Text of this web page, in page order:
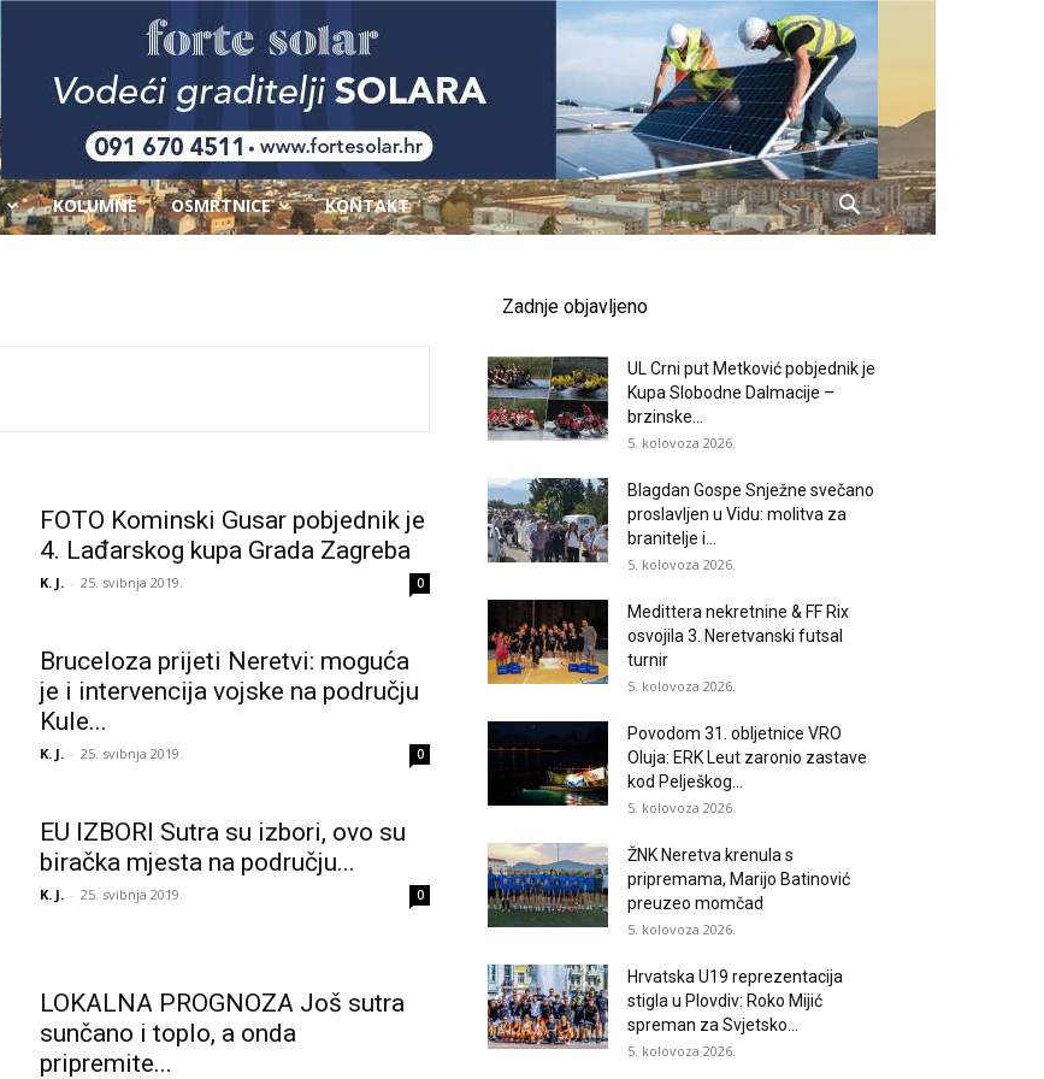
KOLUMNE OSMRTNICE KONTAKT
FOTO Kominski Gusar pobjednik je
4. Lađarskog kupa Grada Zagreba
K. J. - 25. svibnja 2019. 0
Bruceloza prijeti Neretvi: moguća
je i intervencija vojske na području
Kule...
K. J. - 25. svibnja 2019. 0
EU IZBORI Sutra su izbori, ovo su
biračka mjesta na području...
K. J. - 25. svibnja 2019. 0
LOKALNA PROGNOZA Još sutra
sunčano i toplo, a onda
pripremite...
Zadnje objavljeno
UL Crni put Metković pobjednik je
Kupa Slobodne Dalmacije –
brzinske...
5. kolovoza 2026.
Blagdan Gospe Snježne svečano
proslavljen u Vidu: molitva za
branitelje i...
5. kolovoza 2026.
Medittera nekretnine & FF Rix
osvojila 3. Neretvanski futsal
turnir
5. kolovoza 2026.
Povodom 31. obljetnice VRO
Oluja: ERK Leut zaronio zastave
kod Pelješkog...
5. kolovoza 2026.
ŽNK Neretva krenula s
pripremama, Marijo Batinović
preuzeo momčad
5. kolovoza 2026.
Hrvatska U19 reprezentacija
stigla u Plovdiv: Roko Mijić
spreman za Svjetsko...
5. kolovoza 2026.